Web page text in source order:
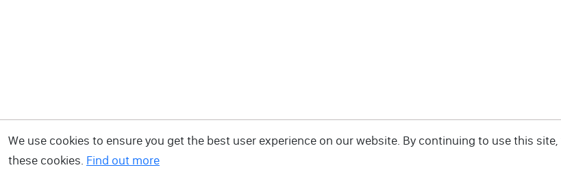
We use cookies to ensure you get the best user experience on our website. By continuing to use this
these cookies. Find out more